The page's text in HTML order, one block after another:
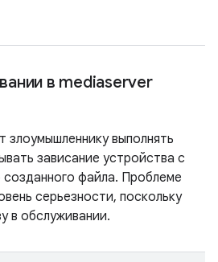
в mediaserver
злоумышленнику выполнять
зависание устройства с
файла. Проблеме
серьезности, поскольку
в обслуживании.